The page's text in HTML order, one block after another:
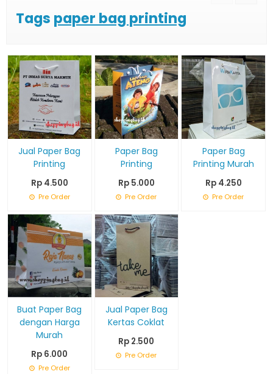
Tags paper bag printing
Jual Paper Bag
Printing
Rp 4.500
Pre Order
Paper Bag
Printing
Rp 5.000
Pre Order
Paper Bag
Printing Murah
Rp 4.250
Pre Order
Buat Paper Bag
dengan Harga
Murah
Rp 6.000
Pre Order
Jual Paper Bag
Kertas Coklat
Rp 2.500
Pre Order